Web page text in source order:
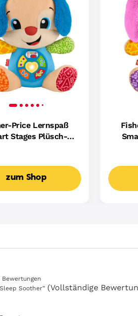
Price Lernspaß
Stages Plüsch-
Version
zum Shop
Soother” (Vollständige